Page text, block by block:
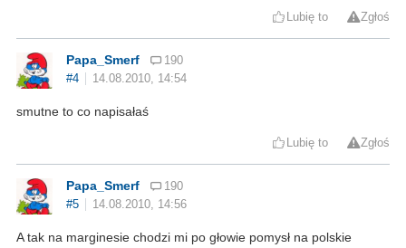
Lubię to Zgłoś
Papa_Smerf
190
#4
14.08.2010, 14:54
smutne to co napisałaś
Lubię to Zgłoś
Papa_Smerf
190
#5
14.08.2010, 14:56
A tak na marginesie chodzi mi po głowie pomysł na polskie